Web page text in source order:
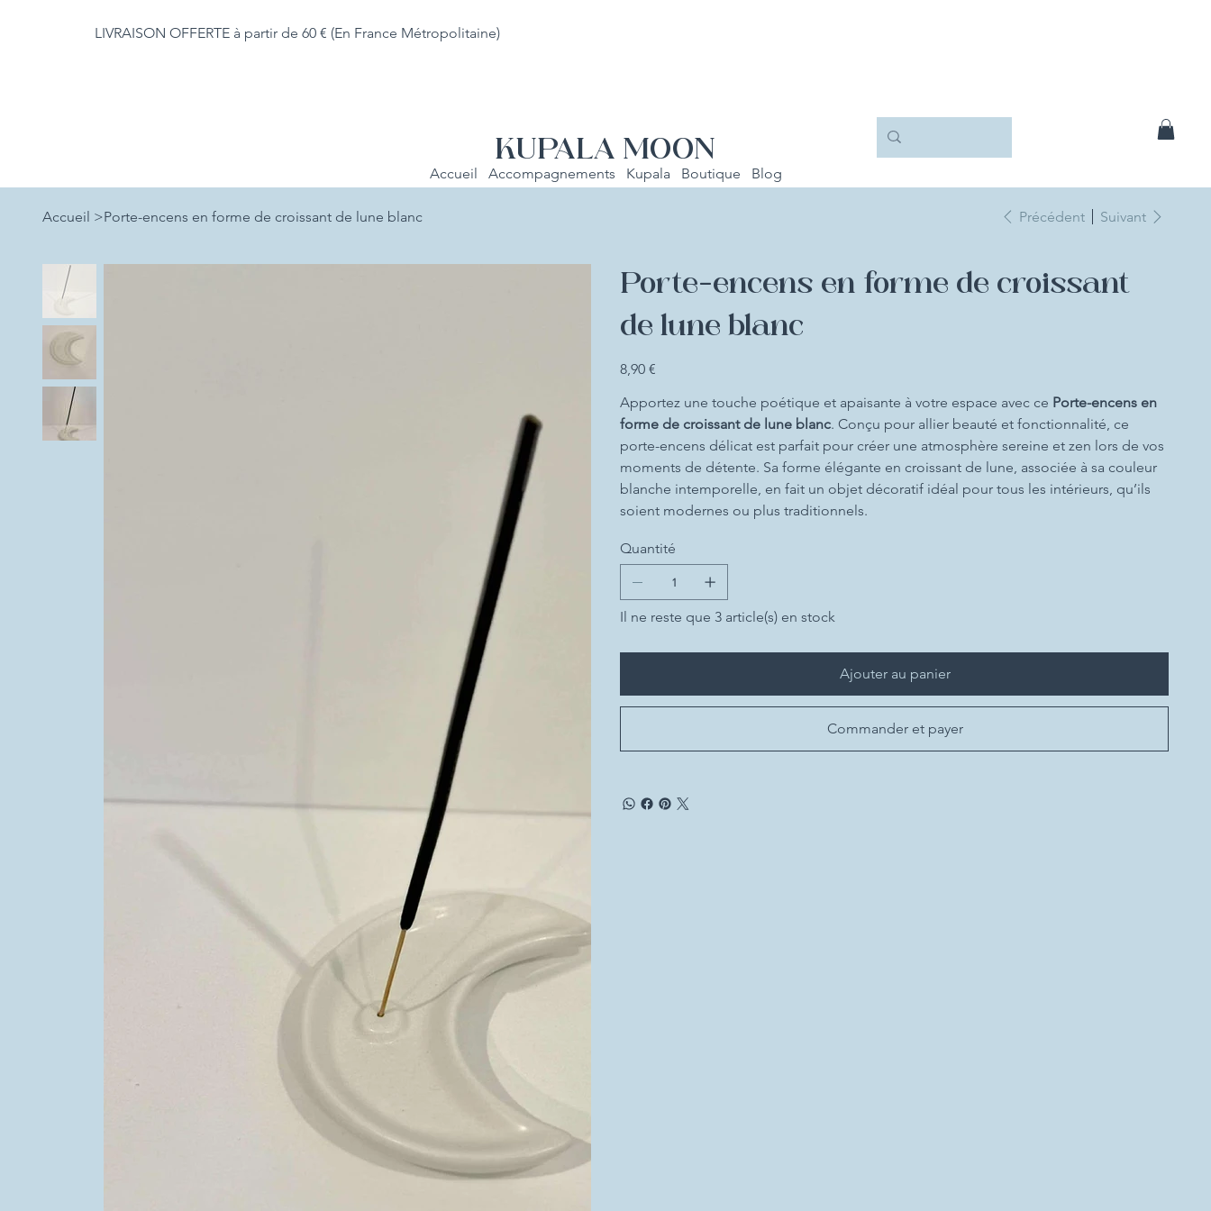
LIVRAISON OFFERTE à partir de 60 € (En France Métropolitaine)
Accueil Accompagnements Kupala Boutique Blog
KUPALA MOON
Accueil >Porte-encens en forme de croissant de lune blanc Précédent Suivant
Porte-encens en forme de croissant
de lune blanc
Prix
8,90 €
Apportez une touche poétique et apaisante à votre espace avec ce Porte-encens en
forme de croissant de lune blanc. Conçu pour allier beauté et fonctionnalité, ce
porte-encens délicat est parfait pour créer une atmosphère sereine et zen lors de vos
moments de détente. Sa forme élégante en croissant de lune, associée à sa couleur
blanche intemporelle, en fait un objet décoratif idéal pour tous les intérieurs, qu’ils
soient modernes ou plus traditionnels.
Quantité
Il ne reste que 3 article(s) en stock
Ajouter au panier
Commander et payer